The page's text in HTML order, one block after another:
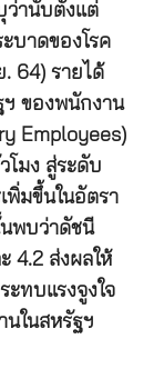
ว่านับตั้งแต่
บาดของโรค
. 64) รายได้
ฯ ของพนักงาน
Employees)
โมง สู่ระดับ
พิ่มขึ้นในอัตรา
นพบว่าดัชนี
4.2 ส่งผลให้
ะทบแรงจูงใจ
นในสหรัฐฯ